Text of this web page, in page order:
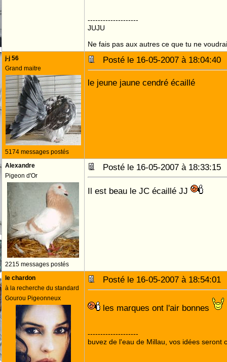
--------------------
JUJU
Ne fais pas aux autres ce que tu ne
j-j 56
Grand maitre
5174 messages postés
Posté le 16-05-2007 à
le jeune jaune cendré écaillé
Alexandre
Pigeon d'Or
2215 messages postés
Posté le 16-05-2007 à
Il est beau le JC écaillé JJ
le chardon
à la recherche du standard
Gourou Pigeonneux
Posté le 16-05-2007 à
les marques ont l'air bonnes
--------------------
buvez de l'eau de Millau, vos idées seront